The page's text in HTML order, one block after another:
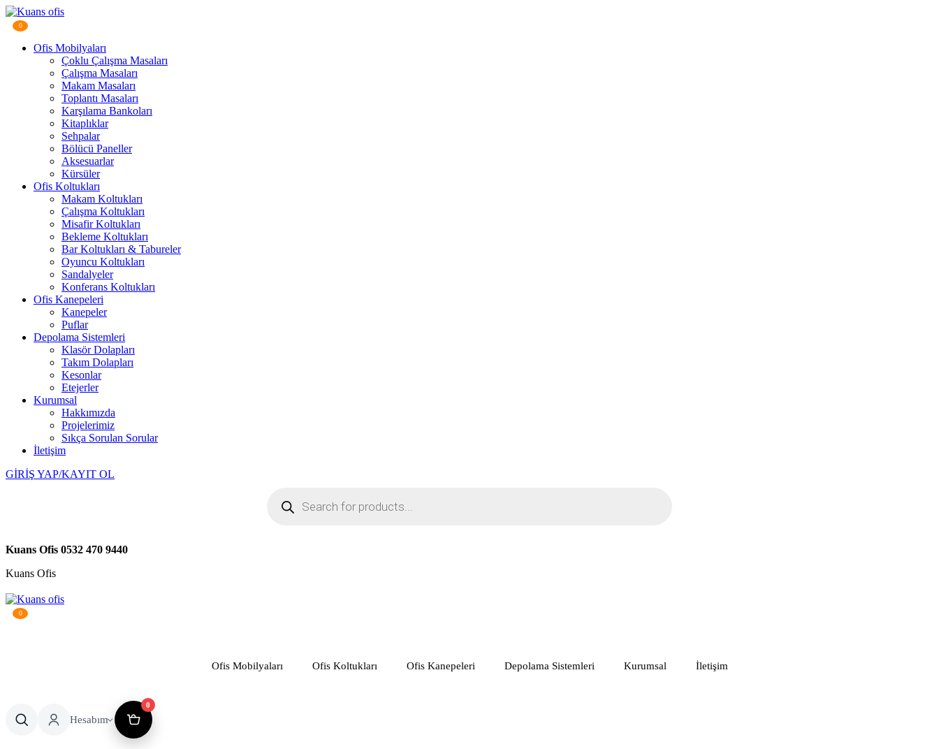
0
Ofis Mobilyaları
Çoklu Çalışma Masaları
Çalışma Masaları
Makam Masaları
Toplantı Masaları
Karşılama Bankoları
Kitaplıklar
Sehpalar
Bölücü Paneller
Aksesuarlar
Kürsüler
Ofis Koltukları
Makam Koltukları
Çalışma Koltukları
Misafir Koltukları
Bekleme Koltukları
Bar Koltukları & Tabureler
Oyuncu Koltukları
Sandalyeler
Konferans Koltukları
Ofis Kanepeleri
Kanepeler
Puflar
Depolama Sistemleri
Klasör Dolapları
Takım Dolapları
Kesonlar
Etejerler
Kurumsal
Hakkımızda
Projelerimiz
Sıkça Sorulan Sorular
İletişim
GİRİŞ YAP/KAYIT OL
search
Kuans Ofis 0532 470 9440
Kuans Ofis
0
Ofis Mobilyaları Ofis Koltukları Ofis Kanepeleri Depolama Sistemleri Kurumsal İletişim
Hesabım
0